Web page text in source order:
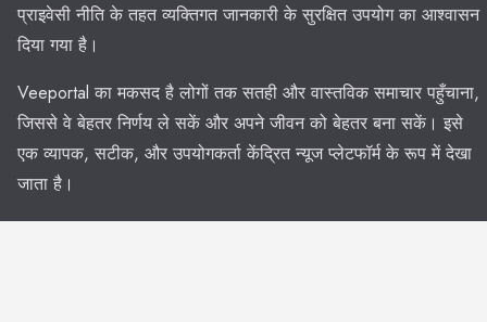
प्राइवेसी नीति के तहत व्यक्तिगत जानकारी के सुरक्षित उपयोग का आश्वासन
दिया गया है।
Veeportal का मकसद है लोगों तक सतही और वास्तविक समाचार पहुँचाना,
जिससे वे बेहतर निर्णय ले सकें और अपने जीवन को बेहतर बना सकें। इसे
एक व्यापक, सटीक, और उपयोगकर्ता केंद्रित न्यूज प्लेटफॉर्म के रूप में देखा
जाता है।